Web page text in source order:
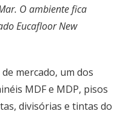
O ambiente fica
Eucafloor New
mercado, um dos
MDF e MDP, pisos
divisórias e tintas do